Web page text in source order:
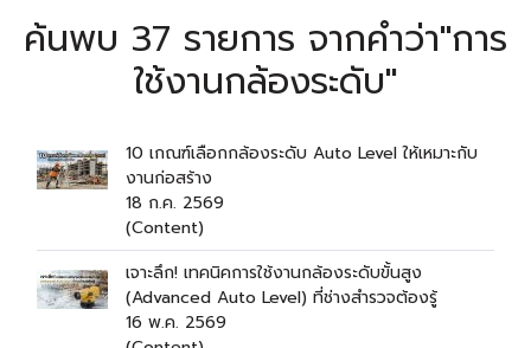
ค้นพบ 37 รายการ จากคำว่า"การ
ใช้งานกล้องระดับ"
10 เกณฑ์เลือกกล้องระดับ Auto Level ให้เหมาะกับ
งานก่อสร้าง
18 ก.ค. 2569
(Content)
เจาะลึก! เทคนิคการใช้งานกล้องระดับขั้นสูง
(Advanced Auto Level) ที่ช่างสำรวจต้องรู้
16 พ.ค. 2569